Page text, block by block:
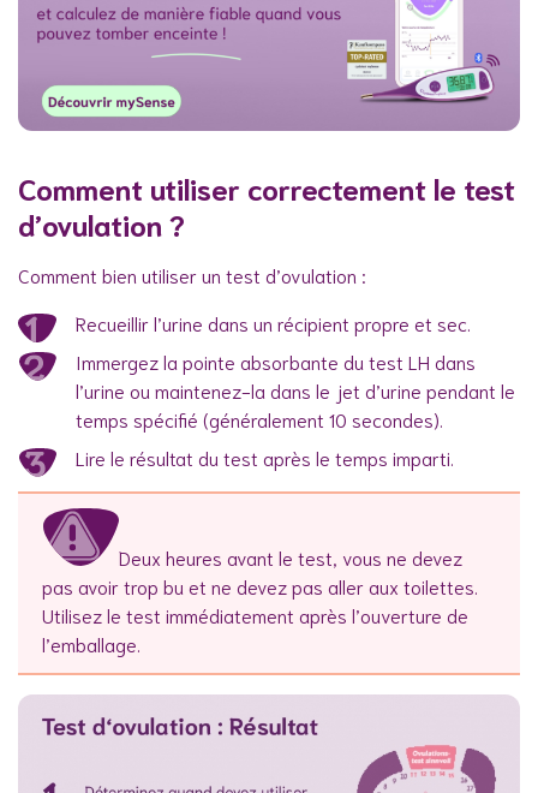
Comment utiliser correctement le test
d’ovulation ?
Comment bien utiliser un test d’ovulation :
Recueillir l’urine dans un récipient propre et sec.
Immergez la pointe absorbante du test LH dans
l’urine ou maintenez-la dans le jet d’urine pendant le
temps spécifié (généralement 10 secondes).
Lire le résultat du test après le temps imparti.
Deux heures avant le test, vous ne devez
pas avoir trop bu et ne devez pas aller aux toilettes.
Utilisez le test immédiatement après l’ouverture de
l’emballage.